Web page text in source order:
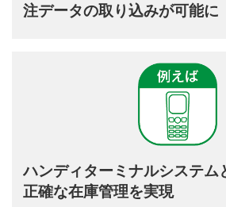
注データの取り込みが可能に
ハンディターミナルシステム
正確な在庫管理を実現